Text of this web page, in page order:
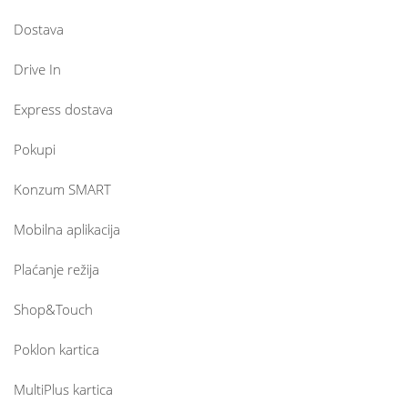
Dostava
Drive In
Express dostava
Pokupi
Konzum SMART
Mobilna aplikacija
Plaćanje režija
Shop&Touch
Poklon kartica
MultiPlus kartica